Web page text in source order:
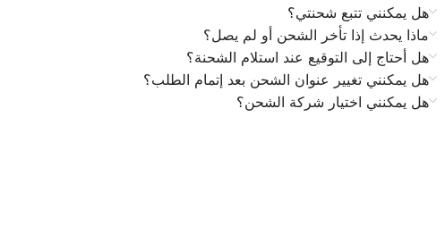
هل يمكنني تتبع شحنتي؟
ماذا يحدث إذا تأخر الشحن أو لم يصل؟
هل أحتاج إلى التوقيع عند استلام الشحنة؟
هل يمكنني تغيير عنوان الشحن بعد إتمام الطلب؟
هل يمكنني اختيار شركة الشحن؟